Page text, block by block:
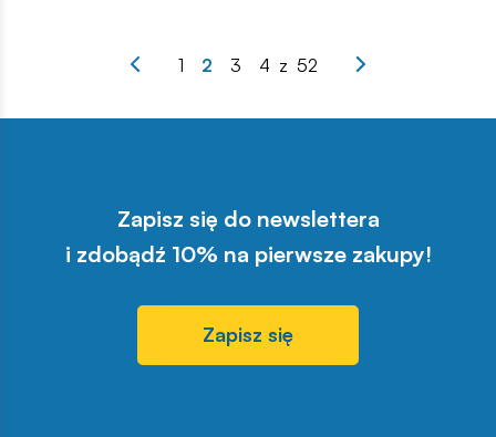
1 2 3 4 z 52
Zapisz się do newslettera
i zdobądź 10% na pierwsze zakupy!
Zapisz się